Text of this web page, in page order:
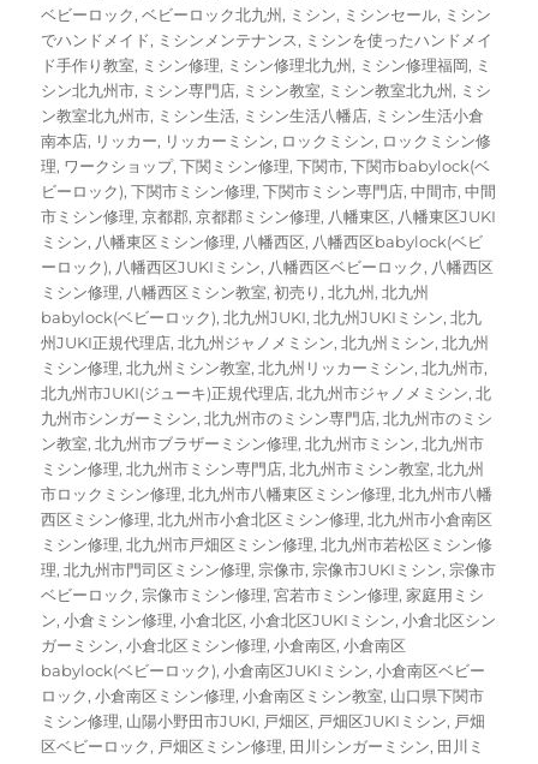
ベビーロック,ベビーロック北九州 , ミシン, ミシンセール, ミシン
でハンドメイド, ミシンメンテナンス, ミシンを使ったハンドメイ
ド手作り教室, ミシン修理, ミシン修理北九州 , ミシン修理福岡, ミ
シン北九州市, ミシン専門店, ミシン教室, ミシン教室北九州 , ミシ
ン教室北九州市, ミシン生活, ミシン生活八幡店, ミシン生活小倉
南本店, リッカー, リッカーミシン, ロックミシン, ロックミシン修
理, ワークショップ,下関ミシン修理,下関市,下関市babylock(ベ
ビーロック),下関市ミシン修理,下関市ミシン専門店,中間市,中間
市ミシン修理,京都郡,京都郡ミシン修理, 八幡東区, 八幡東区JUKI
ミシン, 八幡東区ミシン修理, 八幡西区, 八幡西区babylock(ベビ
ーロック), 八幡西区JUKIミシン, 八幡西区ベビーロック, 八幡西区
ミシン修理, 八幡西区ミシン教室,初売り ,北九州 ,北九州
babylock(ベビーロック),北九州JUKI,北九州JUKIミシン,北九
州JUKI正規代理店,北九州ジャノメミシン,北九州ミシン,北九州
ミシン修理,北九州ミシン教室,北九州リッカーミシン,北九州市,
北九州市JUKI(ジューキ)正規代理店,北九州市ジャノメミシン,北
九州市シンガーミシン,北九州市のミシン専門店,北九州市のミシ
ン教室,北九州市ブラザーミシン修理,北九州市ミシン,北九州市
ミシン修理,北九州市ミシン専門店,北九州市ミシン教室,北九州
市ロックミシン修理,北九州市八幡東区ミシン修理,北九州市八幡
西区ミシン修理,北九州市小倉北区ミシン修理,北九州市小倉南区
ミシン修理,北九州市戸畑区ミシン修理,北九州市若松区ミシン修
理,北九州市門司区ミシン修理, 宗像市, 宗像市JUKIミシン, 宗像市
ベビーロック, 宗像市ミシン修理,宮若市ミシン修理,家庭用ミシ
ン,小倉ミシン修理,小倉北区,小倉北区JUKIミシン,小倉北区シン
ガーミシン,小倉北区ミシン修理,小倉南区,小倉南区
babylock(ベビーロック),小倉南区JUKIミシン,小倉南区ベビー
ロック,小倉南区ミシン修理,小倉南区ミシン教室, 山口県下関市
ミシン修理, 山陽小野田市JUKI, 戸畑区, 戸畑区JUKIミシン, 戸畑
区ベビーロック, 戸畑区ミシン修理, 田川シンガーミシン, 田川ミ